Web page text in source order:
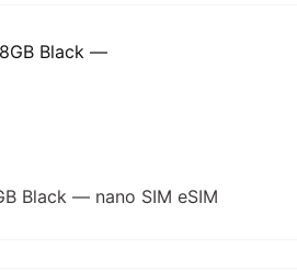
Black — nano SIM eSIM